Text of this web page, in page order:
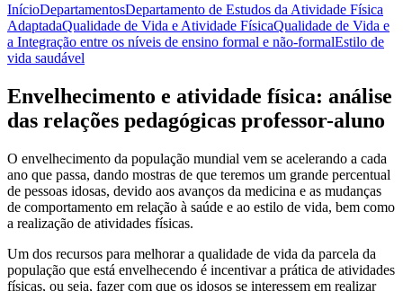
InícioDepartamentosDepartamento de Estudos da Atividade Física
AdaptadaQualidade de Vida e Atividade FísicaQualidade de Vida e
a Integração entre os níveis de ensino formal e não-formalEstilo de
vida saudável
Envelhecimento e atividade física: análise
das relações pedagógicas professor-aluno
O envelhecimento da população mundial vem se acelerando a cada
ano que passa, dando mostras de que teremos um grande percentual
de pessoas idosas, devido aos avanços da medicina e as mudanças
de comportamento em relação à saúde e ao estilo de vida, bem como
a realização de atividades físicas.
Um dos recursos para melhorar a qualidade de vida da parcela da
população que está envelhecendo é incentivar a prática de atividades
físicas, ou seja, fazer com que os idosos se interessem em realizar